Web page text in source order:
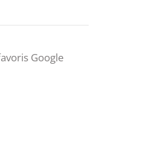
Google